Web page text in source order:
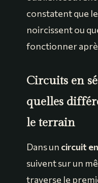
constatent que
noircissent ou
fonctionner
Circuits en
quelles
le terrain
Dans un circuit
suivent sur un
traverse le